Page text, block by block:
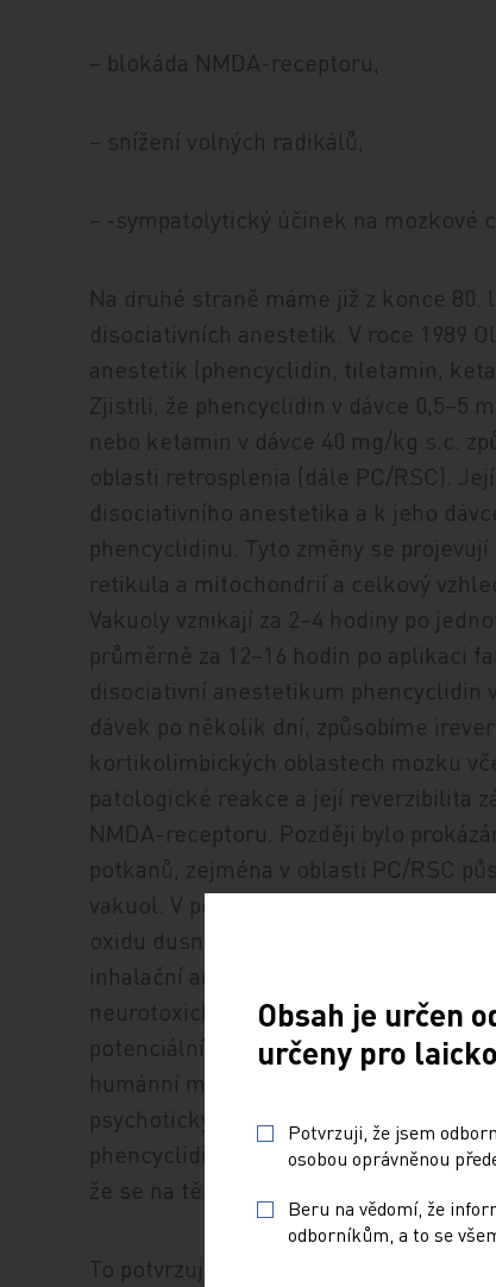
– blokáda NMDA-receptoru,
– snížení volných radikálů,
– ‑sympatolytický účinek na mozkové
Na druhé straně máme již z konce
disociativních anestetik. V roce 1989
anestetik (phencyclidin, tiletamin,
Zjistili, že phencyclidin v dávce 0,5–5
nebo ketamin v dávce 40 mg/kg s.c.
oblasti retrosplenia (dále PC/RSC).
disociativního anestetika a k jeho
phencyclidinu. Tyto změny se
retikula a mitochondrií a celkový
Vakuoly vznikají za 2–4 hodiny po
průměrně za 12–16 hodin po aplikaci
disociativní anestetikum phencyclidin
dávek po několik dní, způsobíme
kortikolimbických oblastech mozku
patologické reakce a její reverzibilita
NMDA-receptoru. Později bylo
potkanů, zejména v oblasti PC/RSC
vakuol. V pokusech na zvířatech bylo
oxidu dusného a ketaminu potencují
inhalační anestetikum xenon také
neurotoxické účinky jako mají
potenciální neurotoxicitou navozenou
humánní medicíně koncem 50. a
psychotických reakcí bylo od jeho
phencyclidinu narkomany dochází ke
že se na těchto psychických reakcích
To potvrzují i nálezy Taylora (1985) u
Obsah je určen
určeny pro
Potvrzuji, že jsem
osobou oprávněnou
Beru na vědomí, že
odborníkům, a to se